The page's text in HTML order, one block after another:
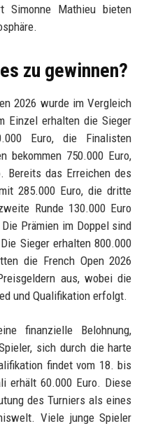
Simonne Mathieu bieten
zu gewinnen?
2026 wurde im Vergleich
Einzel erhalten die Sieger
Euro, die Finalisten
bekommen 750.000 Euro,
Bereits das Erreichen des
285.000 Euro, die dritte
Runde 130.000 Euro
Prämien im Doppel sind
Sieger erhalten 800.000
die French Open 2026
aus, wobei die
und Qualifikation erfolgt.
finanzielle Belohnung,
sich durch die harte
findet vom 18. bis
erhält 60.000 Euro. Diese
des Turniers als eines
Viele junge Spieler